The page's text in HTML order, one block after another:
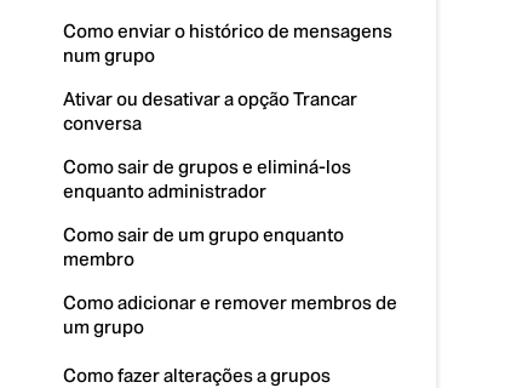
Como enviar o histórico de mensagens
num grupo
Ativar ou desativar a opção Trancar
conversa
Como sair de grupos e eliminá-los
enquanto administrador
Como sair de um grupo enquanto
membro
Como adicionar e remover membros de
um grupo
Como fazer alterações a grupos